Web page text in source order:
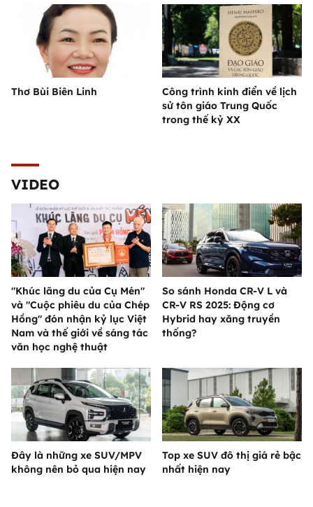
Thơ Bùi Biên Linh
Công trình kinh điển về lịch
sử tôn giáo Trung Quốc
trong thế kỷ XX
VIDEO
"Khúc lãng du của Cụ Mén"
và "Cuộc phiêu du của Chép
Hồng" đón nhận kỷ lục Việt
Nam và thế giới về sáng tác
văn học nghệ thuật
So sánh Honda CR-V L và
CR-V RS 2025: Động cơ
Hybrid hay xăng truyền
thống?
Đây là những xe SUV/MPV
không nên bỏ qua hiện nay
Top xe SUV đô thị giá rẻ bậc
nhất hiện nay